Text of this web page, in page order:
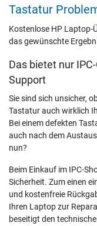
Tastatur
Kostenlose HP
das gewünschte
Das bietet nur
Support
Sie sind sich unsicher,
Tastatur auch wirklich
Bei einem defekten
auch nach dem
nun?
Beim Einkauf im IPC-
Sicherheit. Zum einen
und kostenfreie
Ihren Laptop zur
beseitigt den